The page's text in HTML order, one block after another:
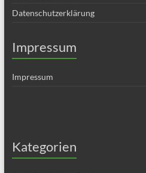
Datenschutzerklärung
Impressum
Impressum
Kategorien